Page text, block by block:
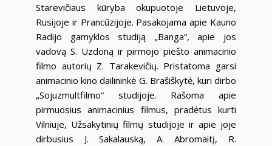
Starevičiaus kūryba okupuotoje Lietuvoje,
Rusijoje ir Prancūzijoje. Pasakojama apie Kauno
Radijo gamyklos studiją „Banga“, apie jos
vadovą S. Uzdoną ir pirmojo piešto animacinio
filmo autorių Z. Tarakevičių. Pristatoma garsi
animacinio kino dailininkė G. Brašiškytė, kuri dirbo
„Sojuzmultfilmo“ studijoje. Rašoma apie
pirmuosius animacinius filmus, pradėtus kurti
Vilniuje, Užsakytinių filmų studijoje ir apie joje
dirbusius J. Sakalauską, A. Abromaitį, R.